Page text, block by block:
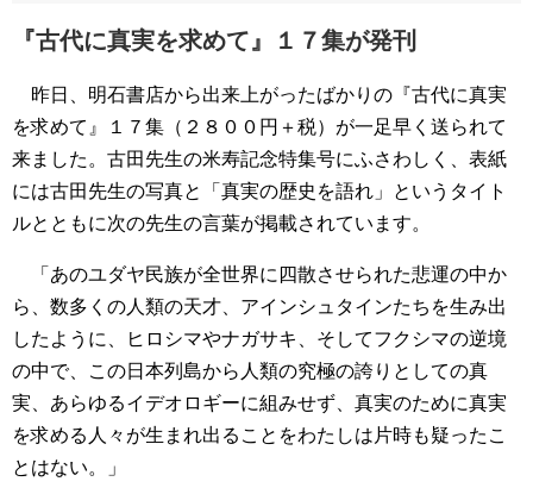
『古代に真実を求めて』１７集が発刊
昨日、明石書店から出来上がったばかりの『古代に真実
を求めて』１７集（２８００円＋税）が一足早く送られて
来ました。古田先生の米寿記念特集号にふさわしく、表紙
には古田先生の写真と「真実の歴史を語れ」というタイト
ルとともに次の先生の言葉が掲載されています。
「あのユダヤ民族が全世界に四散させられた悲運の中か
ら、数多くの人類の天才、アインシュタインたちを生み出
したように、ヒロシマやナガサキ、そしてフクシマの逆境
の中で、この日本列島から人類の究極の誇りとしての真
実、あらゆるイデオロギーに組みせず、真実のために真実
を求める人々が生まれ出ることをわたしは片時も疑ったこ
とはない。」